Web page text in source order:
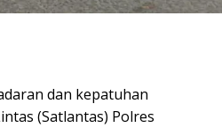
dan kepatuhan
(Satlantas) Polres